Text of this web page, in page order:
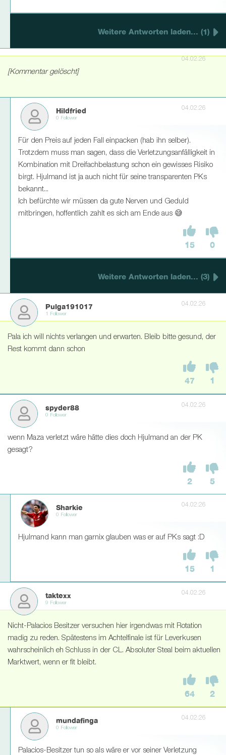
Weitere Antworten laden... (1)
04.02.26
[Kommentar gelöscht]
Hildfried
0 Follower
04.02.26
Für den Preis auf jeden Fall einpacken (hab ihn selber).
Trotzdem muss man sagen, dass die Verletzungsanfälligkeit in
Kombination mit Dreifachbelastung schon ein gewisses Risiko
birgt. Hjulmand ist ja auch nicht für seine transparenten PKs
bekannt...
Ich befürchte wir müssen da gute Nerven und Geduld
mitbringen, hoffentlich zahlt es sich am Ende aus 😅
15 0
Weitere Antworten laden... (3)
Pulga191017
1 Follower
04.02.26
Pala ich will nichts verlangen und erwarten. Bleib bitte gesund, der
Rest kommt dann schon
47 1
spyder88
0 Follower
04.02.26
wenn Maza verletzt wäre hätte dies doch Hjulmand an der PK
gesagt?
2 5
Sharkie
0 Follower
04.02.26
Hjulmand kann man garnix glauben was er auf PKs sagt :D
15 1
taktexx
9 Follower
04.02.26
Nicht-Palacios Besitzer versuchen hier irgendwas mit Rotation
madig zu reden. Spätestens im Achtelfinale ist für Leverkusen
wahrscheinlich eh Schluss in der CL. Absoluter Steal beim aktuellen
Marktwert, wenn er fit bleibt.
64 2
mundafinga
0 Follower
04.02.26
Palacios-Besitzer tun so als wäre er vor seiner Verletzung